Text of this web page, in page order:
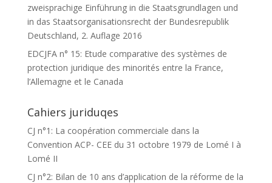
zweisprachige Einführung in die Staatsgrundlagen und
in das Staatsorganisationsrecht der Bundesrepublik
Deutschland, 2. Auflage 2016
EDCJFA n° 15: Etude comparative des systèmes de
protection juridique des minorités entre la France,
l’Allemagne et le Canada
Cahiers juriduqes
CJ n°1: La coopération commerciale dans la
Convention ACP- CEE du 31 octobre 1979 de Lomé I à
Lomé II
CJ n°2: Bilan de 10 ans d’application de la réforme de la